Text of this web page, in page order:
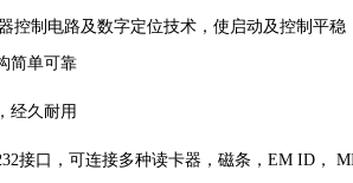
控制电路及数字定位技术，使启动及控制平
简单可靠
经久耐用
接口，可连接多种读卡器，磁条，EM ID，